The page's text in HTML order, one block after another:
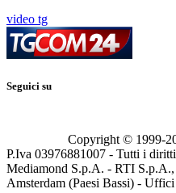
video tg
Seguici su
Copyright © 1999-
P.Iva 03976881007 - Tutti i
Mediamond S.p.A. - RTI S.p.A.,
Amsterdam (Paesi Bassi) -